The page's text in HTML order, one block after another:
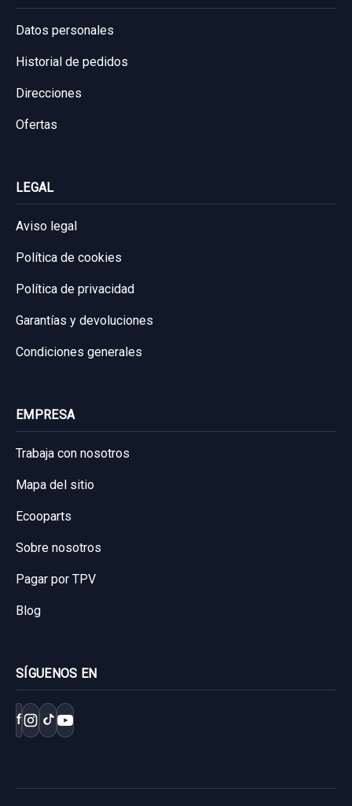
Datos personales
Historial de pedidos
Direcciones
Ofertas
LEGAL
Aviso legal
Política de cookies
Política de privacidad
Garantías y devoluciones
Condiciones generales
EMPRESA
Trabaja con nosotros
Mapa del sitio
Ecooparts
Sobre nosotros
Pagar por TPV
Blog
SÍGUENOS EN
f